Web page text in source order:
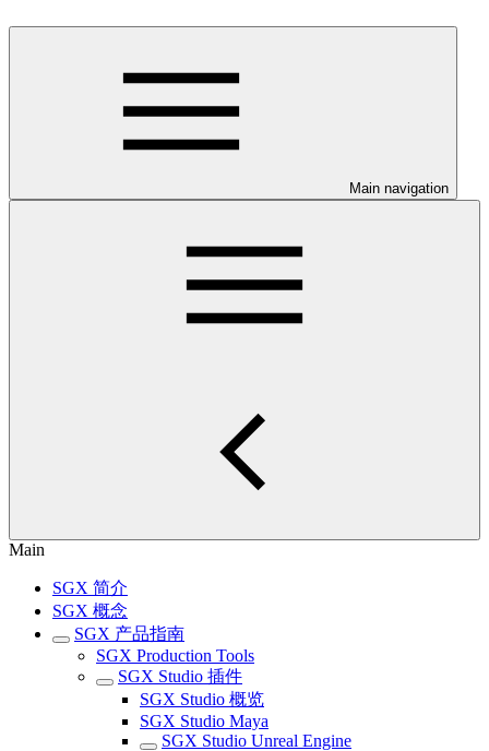
Main navigation
Main
SGX 简介
SGX 概念
SGX 产品指南
SGX Production Tools
SGX Studio 插件
SGX Studio 概览
SGX Studio Maya
SGX Studio Unreal Engine